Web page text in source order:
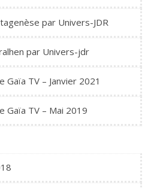
par Univers-JDR
par Univers-jdr
TV – Janvier 2021
Gaïa TV – Mai 2019